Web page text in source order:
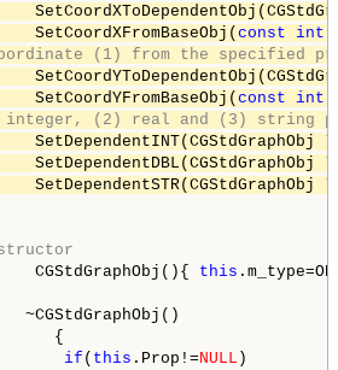
const int
(1) from the specified
const int
(2) real and (3) string
this
if ( this .Prop!=NULL )